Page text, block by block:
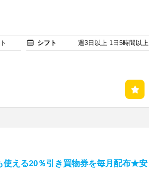
シフト
週3日以上 1日5時間以上
使える20％引き買物券を毎月配布★安